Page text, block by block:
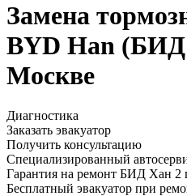
Замена
BYD Han
Москве
Диагностика
Заказать эвакуатор
Получить консультацию
Специализированный
Гарантия на ремонт БИД Хан 2
Бесплатный эвакуатор при